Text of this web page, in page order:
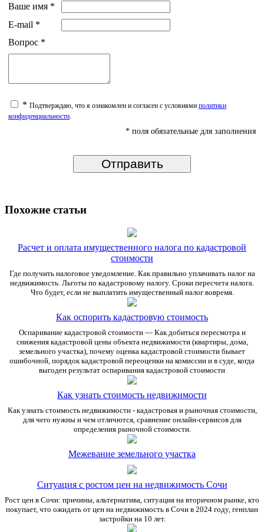
Ваше имя *
E-mail *
Вопрос *
* Подтверждаю, что я ознакомлен и согласен с условиями политики
конфиденциальности
* поля обязательные для заполнения
Похожие статьи
Расчет и оплата имущественного налога по кадастровой
стоимости
Где получить налоговое уведомление. Как правильно уплачивать налог на
недвижимость. Льготы по кадастровому налогу. Сроки пересчета налога.
Что будет, если не выплатить имущественный налог вовремя.
Как оспорить кадастровую стоимость
Оспаривание кадастровой стоимости — Как добиться пересмотра и
снижения кадастровой цены объекта недвижимости (квартиры, дома,
земельного участка), почему оценка кадастровой стоимости бывает
ошибочной, порядок кадастровой переоценки на комиссии и в суде, когда
выгоден результат оспаривания кадастровой стоимости
Как узнать стоимость недвижимости
Как узнать стоимость недвижимости - кадастровая и рыночная стоимости,
для чего нужны и чем отличются, сравнение онлайн-сервисов для
определения рыночной стоимости.
Межевание земельного участка
Ситуация с ростом цен на недвижимость Сочи
Рост цен в Сочи: причины, альтернатива, ситуация на вторичном рынке, кто
покупает, что ожидать от цен на недвижимость в Сочи в 2024 году, генплан
застройки на 10 лет.